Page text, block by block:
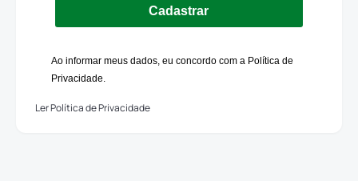
Cadastrar
Ao informar meus dados, eu concordo com a Política de
Privacidade.
Ler Política de Privacidade